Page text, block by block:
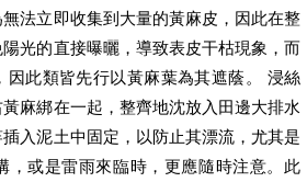
法立即收集到大量的黃麻皮，因此在整
光的直接曝曬，導致表皮干枯現象，而
因此類皆先行以黃麻葉為其遮蔭。 浸絲
麻綁在一起，整齊地沈放入田邊大排水
入泥土中固定，以防止其漂流，尤其是
，或是雷雨來臨時，更應隨時注意。此